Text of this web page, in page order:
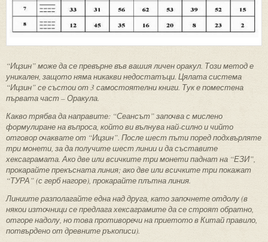
“Ицзин” може да се превърне във вашия личен оракул. Този метод е
уникален, защото няма никакви недостатъци. Цялата система
“Ицзин” се състои от 3 самостоятелни книги. Тук е поместена
първата част – Оракула.
Какво трябва да направите: “Сеансът” започва с мислено
формулиране на въпроса, който ви вълнува най-силно и чийто
отговор очаквате от “Ицзин”. После шест пъти поред подхвърляте
три монети, за да получите шест линии и да съставите
хексаграмата. Ако две или всичките три монети паднат на “ЕЗИ”,
прокарайте прекъсната линия; ако две или всичките три покажат
“ТУРА” (с герб нагоре), прокарайте плътна линия.
Линиите разполагайте една над друга, като започнете отдолу (в
някои източници се предлага хексаграмите да се строят обратно,
отгоре надолу, но това противоречи на приетото в Китай правило,
потвърдено от древните ръкописи).